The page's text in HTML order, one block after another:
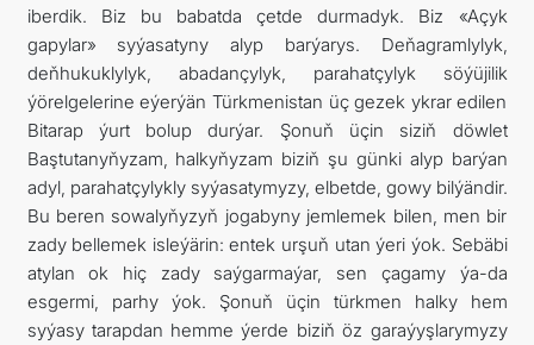
iberdik. Biz bu babatda çetde durmadyk. Biz «Açyk
gapylar» syýasatyny alyp barýarys. Deňagramlylyk,
deňhukuklylyk, abadançylyk, parahatçylyk söýüjilik
ýörelgelerine eýerýän Türkmenistan üç gezek ykrar edilen
Bitarap ýurt bolup durýar. Şonuň üçin siziň döwlet
Baştutanyňyzam, halkyňyzam biziň şu günki alyp barýan
adyl, parahatçylykly syýasatymyzy, elbetde, gowy bilýändir.
Bu beren sowalyňyzyň jogabyny jemlemek bilen, men bir
zady bellemek isleýärin: entek urşuň utan ýeri ýok. Sebäbi
atylan ok hiç zady saýgarmaýar, sen çagamy ýa-da
esgermi, parhy ýok. Şonuň üçin türkmen halky hem
syýasy tarapdan hemme ýerde biziň öz garaýyşlarymyzy